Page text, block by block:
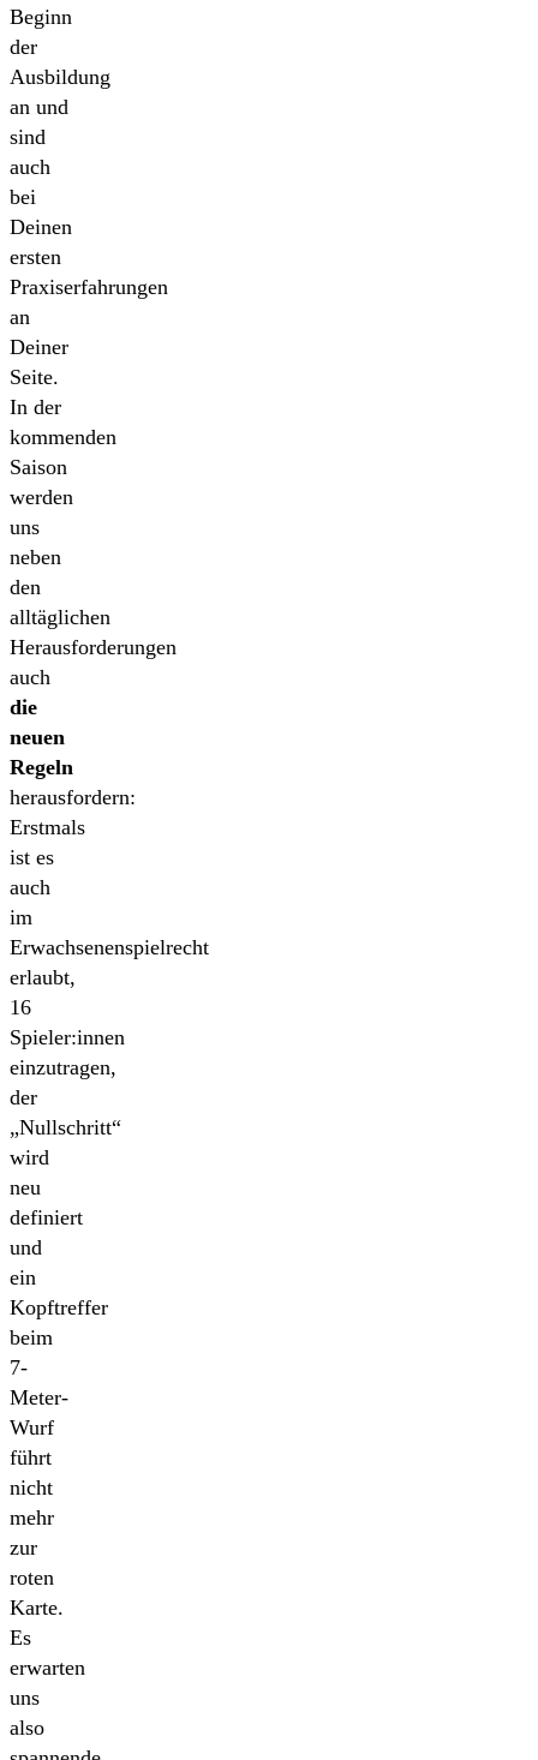
Beginn
der
Ausbildung
an und
sind
auch
bei
Deinen
ersten
Praxiserfahrungen
an
Deiner
Seite.
In der
kommenden
Saison
werden
uns
neben
den
alltäglichen
Herausforderungen
auch
die
neuen
Regeln
herausfordern:
Erstmals
ist es
auch
im
Erwachsenenspielrecht
erlaubt,
16
Spieler:innen
einzutragen,
der
„Nullschritt“
wird
neu
definiert
und
ein
Kopftreffer
beim
7-
Meter-
Wurf
führt
nicht
mehr
zur
roten
Karte.
Es
erwarten
uns
also